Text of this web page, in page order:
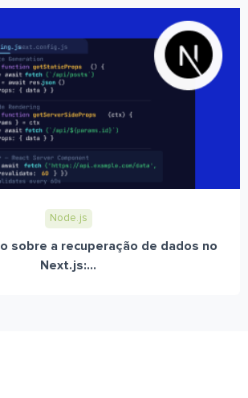
Node.js
sobre a recuperação de dados no
Next.js:...